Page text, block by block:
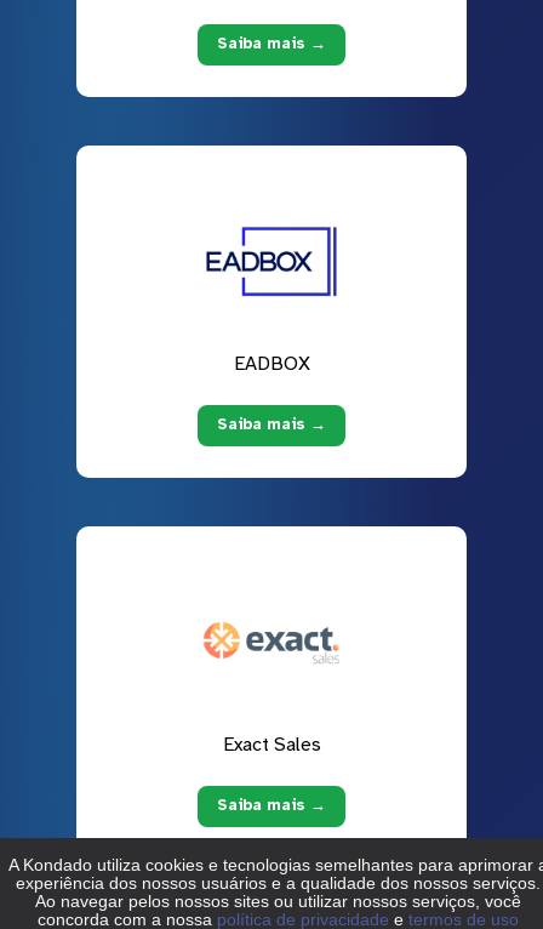
Saiba mais →
EADBOX
Saiba mais →
Exact Sales
Saiba mais →